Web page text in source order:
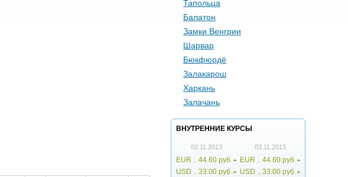
Тапольца
Балатон
Замки Венгрии
Шарвар
Бюкфюрдё
Залакарош
Харкань
Залачань
ВНУТРЕННИЕ КУРCЫ
02.11.2013
EUR .. 44.60 руб
USD .. 33.00 руб
03.11.2013
EUR .. 44.60 руб
USD .. 33.00 руб